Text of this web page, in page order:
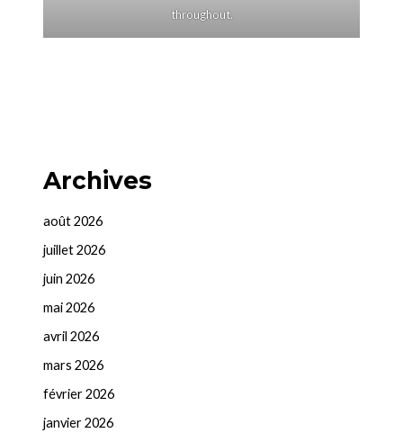
throughout.
Archives
août 2026
juillet 2026
juin 2026
mai 2026
avril 2026
mars 2026
février 2026
janvier 2026